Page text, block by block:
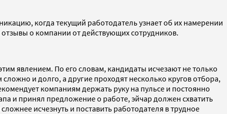
когда текущий работодатель узнает об их намерении
о компании от действующих сотрудников.
явлением. По его словам, кандидаты исчезают не только
и долго, а другие проходят несколько кругов отбора,
компаниям держать руку на пульсе и постоянно
и принял предложение о работе, эйчар должен схватить
исчезнуть и поставить работодателя в трудное